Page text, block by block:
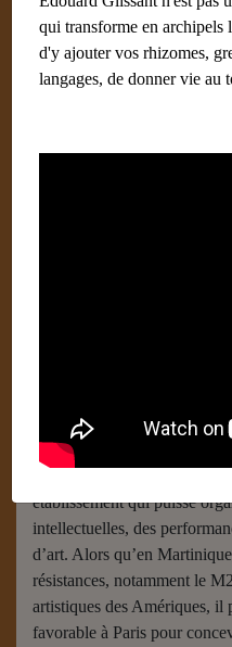
permanent d’Édouard
d’Études fut un grand
établissement qui puisse
intellectuelles, des
d’art. Alors qu’en
résistances, notamment le
artistiques des Amériques, il
favorable à Paris pour
qui transforme en archipels
d'y ajouter vos rhizomes,
langages, de donner vie au